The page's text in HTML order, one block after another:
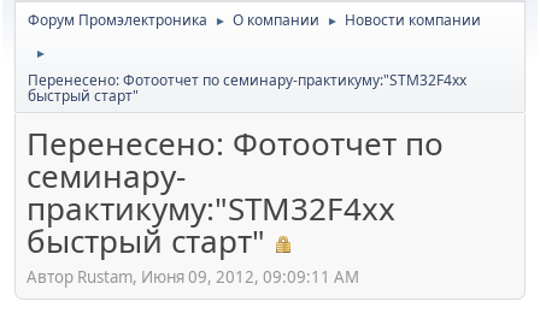
Форум Промэлектроника ► О компании ► Новости компании
►
Перенесено: Фотоотчет по семинару-практикуму:"STM32F4xx
быстрый старт"
Перенесено: Фотоотчет по
семинару-
практикуму:"STM32F4xx
быстрый старт"
Автор Rustam, Июня 09, 2012, 09:09:11 AM